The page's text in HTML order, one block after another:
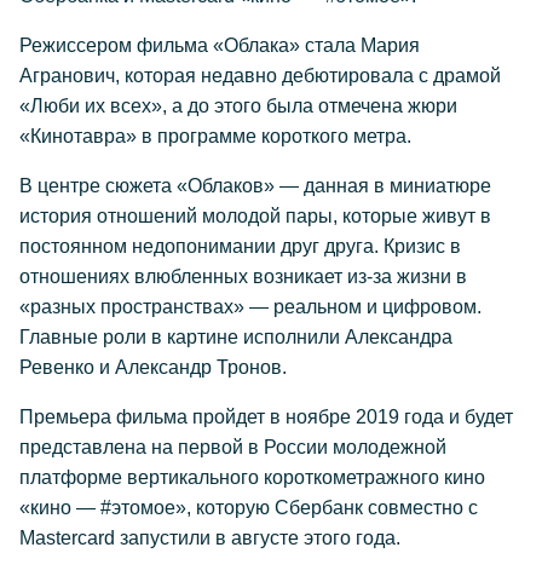
Режиссером фильма «Облака» стала Мария
Агранович, которая недавно дебютировала с драмой
«Люби их всех», а до этого была отмечена жюри
«Кинотавра» в программе короткого метра.
В центре сюжета «Облаков» — данная в миниатюре
история отношений молодой пары, которые живут в
постоянном недопонимании друг друга. Кризис в
отношениях влюбленных возникает из-за жизни в
«разных пространствах» — реальном и цифровом.
Главные роли в картине исполнили Александра
Ревенко и Александр Тронов.
Премьера фильма пройдет в ноябре 2019 года и будет
представлена на первой в России молодежной
платформе вертикального короткометражного кино
«кино — #этомое», которую Сбербанк совместно с
Mastercard запустили в августе этого года.